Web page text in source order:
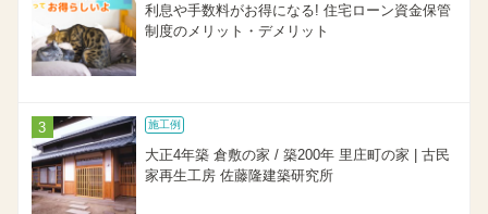
利息や手数料がお得になる! 住宅ローン資金保管
制度のメリット・デメリット
施工例
大正4年築 倉敷の家 / 築200年 里庄町の家 | 古民
家再生工房 佐藤隆建築研究所